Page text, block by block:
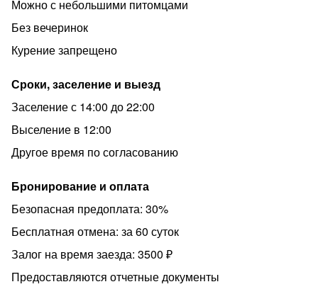
командировочных сотрудников по запросу.
Ждем Вас в гости по адресу г. Москва, Нижняя
Красносельская 35с49
Можно с небольшими питомцами
Без вечеринок
Курение запрещено
Сроки, заселение и выезд
Заселение с 14:00 до 22:00
Выселение в 12:00
Другое время по согласованию
Бронирование и оплата
Безопасная предоплата: 30%
Бесплатная отмена: за 60 суток
Залог на время заезда: 3500 ₽
Предоставляются отчетные документы